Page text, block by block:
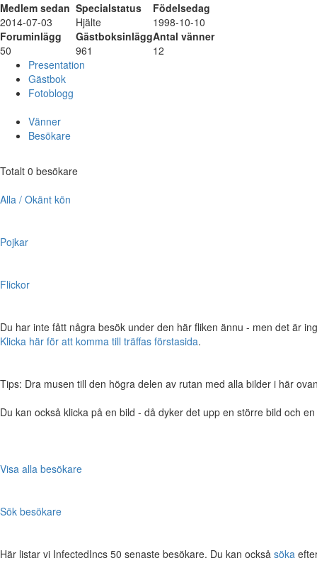
Medlem sedan Specialstatus
Födelsedag
2014-07-03
Hjälte
1998-10-10
Foruminlägg
GästboksinläggAntal vänner
50
961
12
Presentation
Gästbok
Fotoblogg
Vänner
Besökare
Totalt 0 besökare
Alla / Okänt kön
Pojkar
Flickor
Du har inte fått några besök under den här fliken ännu - men det är
Klicka här för att komma till träffas förstasida.
Tips: Dra musen till den högra delen av rutan med alla bilder i här
Du kan också klicka på en bild - då dyker det upp en större bild och
Visa alla besökare
Sök besökare
Här listar vi InfectedIncs 50 senaste besökare. Du kan också söka